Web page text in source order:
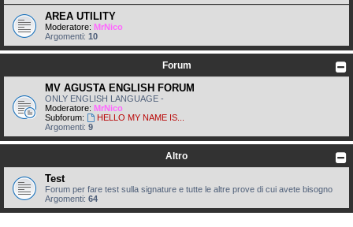
AREA UTILITY
Moderatore: MrNico
Argomenti: 10
Forum
MV AGUSTA ENGLISH FORUM
ONLY ENGLISH LANGUAGE -
Moderatore: MrNico
Subforum:
HELLO MY NAME IS...
Argomenti: 9
Altro
Test
Forum per fare test sulla signature e tutte le altre prove di cui avete bisogno
Argomenti: 64